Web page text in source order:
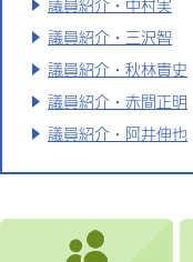
議員紹介・三沢智
議員紹介・秋林貴史
議員紹介・赤間正明
議員紹介・阿井伸也